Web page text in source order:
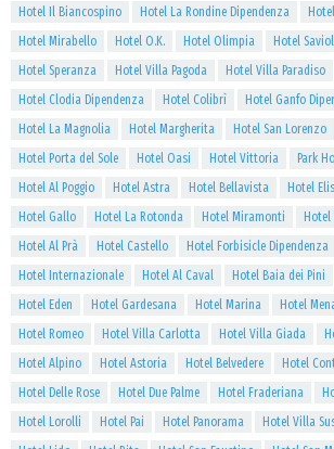
Hotel Il Biancospino
Hotel La Rondine Dipendenza
Hotel Mirabello
Hotel O.K. Hotel Olimpia
Hotel
Hotel Speranza
Hotel Villa Pagoda Hotel Villa Paradiso
Hotel Clodia Dipendenza
Hotel Colibrì
Hotel Ganfo
Hotel La Magnolia
Hotel Margherita Hotel San Lorenzo
Hotel Porta del Sole
Hotel Oasi Hotel Vittoria
Park
Hotel Al Poggio
Hotel Astra Hotel Bellavista Hotel
Hotel Gallo
Hotel La Rotonda Hotel Miramonti Hotel
Hotel Al Prà
Hotel Castello Hotel Forbisicle Dipendenza
Hotel Internazionale
Hotel Al Caval Hotel Baia dei Pini
Hotel Eden
Hotel Gardesana Hotel Marina Hotel
Hotel Romeo
Hotel Villa Carlotta Hotel Villa Giada
Hotel Alpino
Hotel Astoria Hotel Belvedere
Hotel
Hotel Delle Rose
Hotel Due Palme Hotel Fraderiana
Hotel Lorolli
Hotel Pai Hotel Panorama Hotel Villa